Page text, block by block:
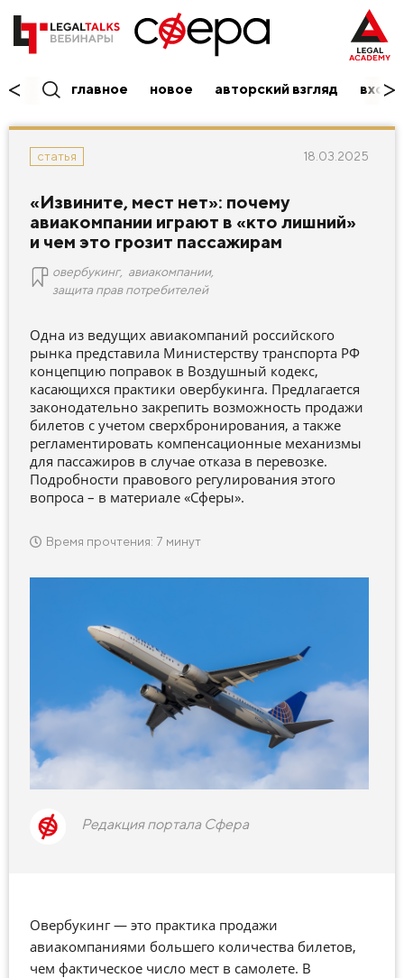
главное новое авторский взгляд вход/
статья 18.03.2025
«Извините, мест нет»: почему
авиакомпании играют в «кто лишний»
и чем это грозит пассажирам
овербукинг, авиакомпании,
защита прав потребителей
Одна из ведущих авиакомпаний российского
рынка представила Министерству транспорта РФ
концепцию поправок в Воздушный кодекс,
касающихся практики овербукинга. Предлагается
законодательно закрепить возможность продажи
билетов с учетом сверхбронирования, а также
регламентировать компенсационные механизмы
для пассажиров в случае отказа в перевозке.
Подробности правового регулирования этого
вопроса – в материале «Сферы».
Время прочтения: 7 минут
Редакция портала Сфера
Овербукинг — это практика продажи
авиакомпаниями большего количества билетов,
чем фактическое число мест в самолете. В